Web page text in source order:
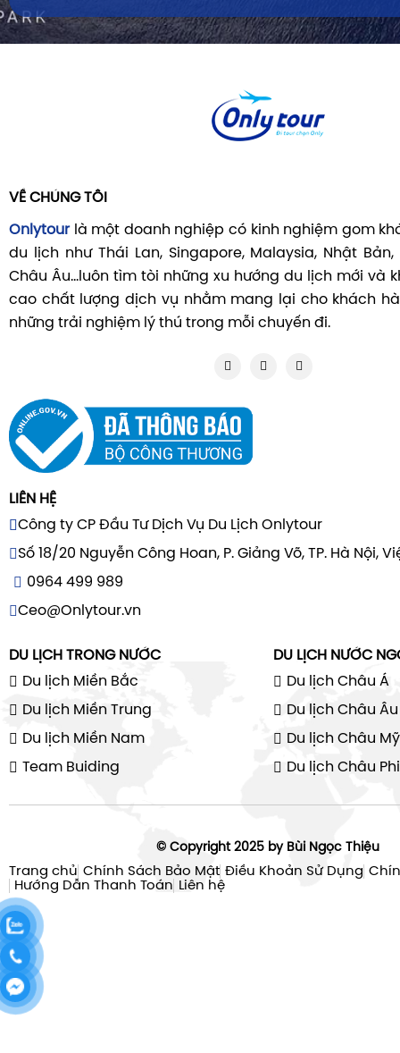
Công ty TNHH Hùng Vương LandHotline :
VỀ CHÚNG TÔI
Onlytour là một doanh nghiệp có kinh nghiệm gom
du lịch như Thái Lan, Singapore, Malaysia, Nhật Bản,
Châu Âu...luôn tìm tòi những xu hướng du lịch mới và
cao chất lượng dịch vụ nhằm mang lại cho khách
LIÊN HỆ
Công ty CP Đầu Tư Dịch Vụ Du Lịch Onlytour
Số 18/20 Nguyễn Công Hoan, P. Giảng Võ, TP. Hà Nội,
0964 499 989
DU LỊCH TRONG NƯỚC
Du lịch Miền Bắc
Du lịch Miền Trung
Du lịch Miền Nam
DU LỊCH NƯỚC
Du lịch Châu Á
Du lịch Châu Âu
Du lịch Châu Mỹ
© Copyright 2025 by Bùi Ngọc Thiệu
Trang chủ Chính Sách Bảo Mật
Hướng Dẫn Thanh Toán